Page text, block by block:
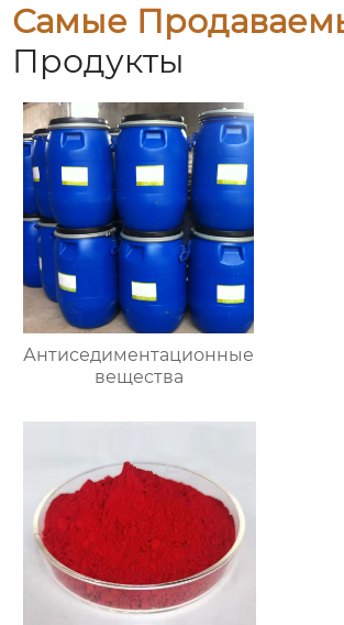
Самые
Продукты
Антиседиментационные
вещества